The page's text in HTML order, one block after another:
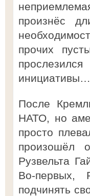
произнёс
прочих
инициативы…
После
НАТО, но
просто
произошёл
Рузвельта
Во-первых,
подчинять